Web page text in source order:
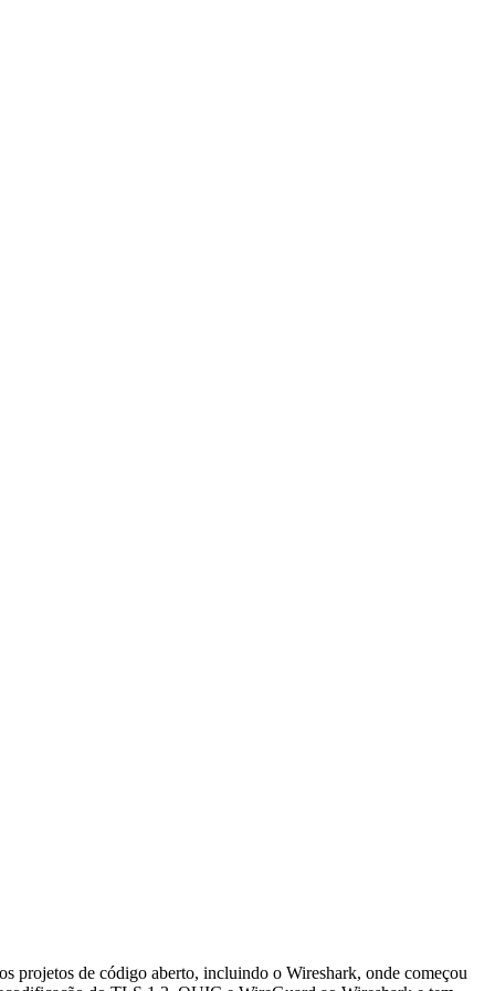
projetos de código aberto, incluindo o Wireshark, onde começou